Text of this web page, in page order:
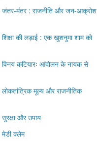
जंतर-मंतर : राजनीति और जन-आक्रोश
शिक्षा की लड़ाई : एक खुशनुमा शाम को
विनय कटियारः आंदोलन के नायक से
लोकतांत्रिक मूल्य और राजनीतिक
सुरक्षा और उपाय
मेडी क्लेम